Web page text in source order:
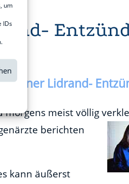
um
IDs
einer Lidrand-
meist völlig
berichten
kann äußerst